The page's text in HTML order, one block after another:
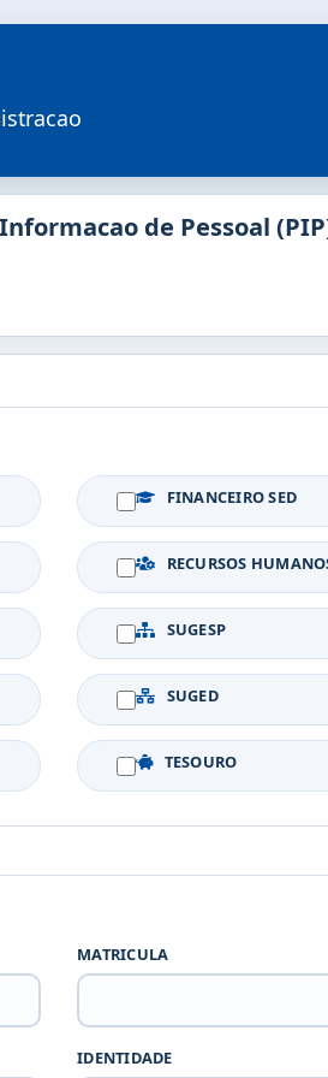
de Pessoal
FINANCEIRO SED
RECURSOS
SUGESP
SUGED
TESOURO
MATRICULA
IDENTIDADE